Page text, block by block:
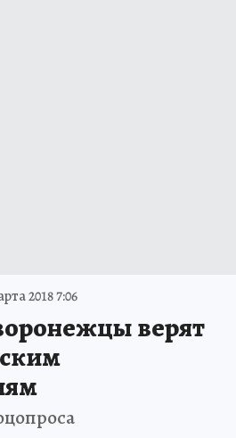
2018 7:06
верят